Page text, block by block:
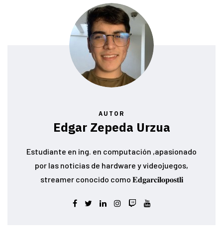
AUTOR
Edgar Zepeda Urzua
Estudiante en ing. en computación ,apasionado
por las noticias de hardware y videojuegos,
streamer conocido como 𝐄𝐝𝐠𝐚𝐫𝐜𝐢𝐥𝐨𝐩𝐨𝐬𝐭𝐥𝐢